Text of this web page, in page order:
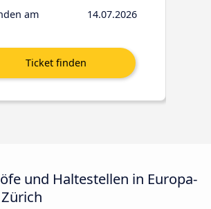
am
14.07.2026
und Haltestellen in Europa-